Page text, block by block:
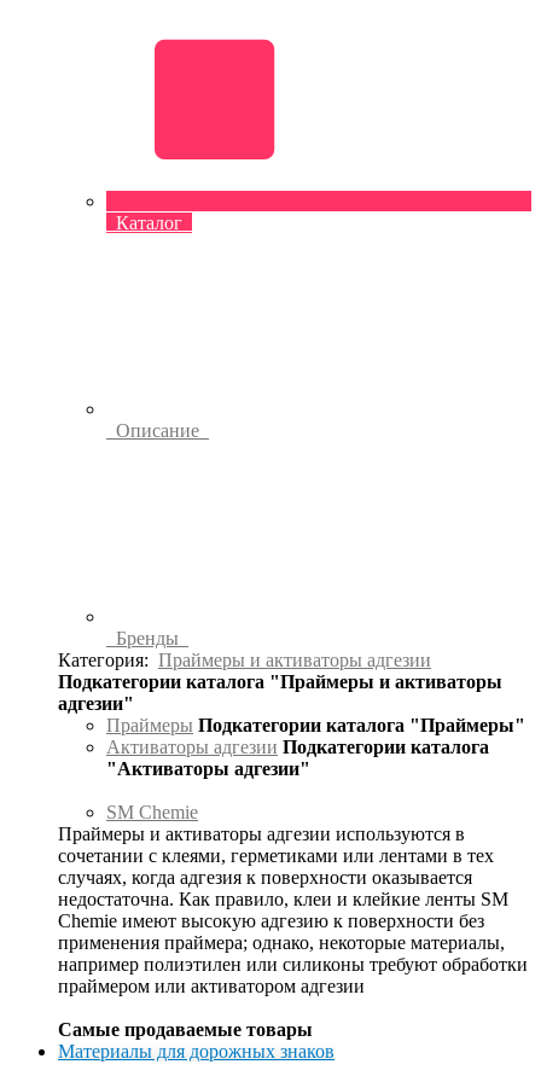
Каталог
Описание
Бренды
Категория: Праймеры и активаторы адгезии
Подкатегории каталога "Праймеры и активаторы
адгезии"
Праймеры Подкатегории каталога "Праймеры"
Активаторы адгезии Подкатегории каталога
"Активаторы адгезии"
SM Chemie
Праймеры и активаторы адгезии используются в
сочетании с клеями, герметиками или лентами в тех
случаях, когда адгезия к поверхности оказывается
недостаточна. Как правило, клеи и клейкие ленты SM
Chemie имеют высокую адгезию к поверхности без
применения праймера; однако, некоторые материалы,
например полиэтилен или силиконы требуют обработки
праймером или активатором адгезии
Самые продаваемые товары
Материалы для дорожных знаков